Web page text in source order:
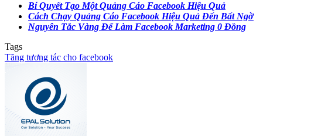
Bí Quyết Tạo Một Quảng Cáo Facebook Hiệu Quả
Cách Chạy Quảng Cáo Facebook Hiệu Quả Đến Bất Ngờ
Nguyên Tắc Vàng Để Làm Facebook Marketing 0 Đồng
Tags
Tăng tương tác cho facebook